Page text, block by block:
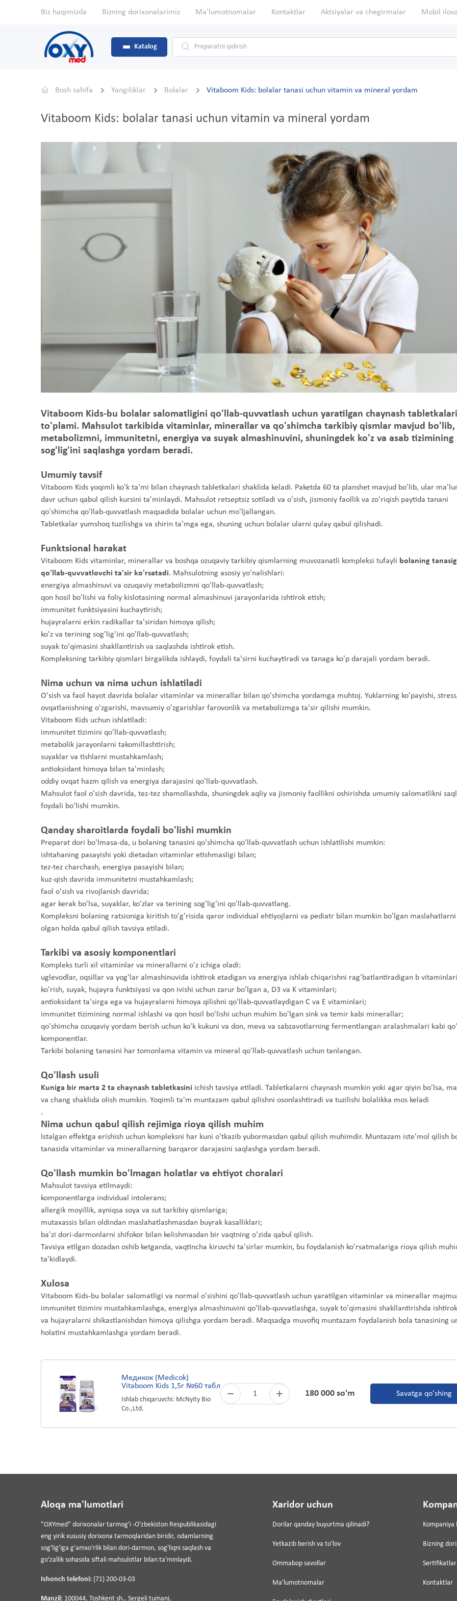
Biz haqimizda Bizning dorixonalarimiz Ma'lumotnomalar Kontaktlar Aktsiyalar va chegirmalar Mobil
Katalog
Bosh sahifa Yangiliklar Bolalar Vitaboom Kids: bolalar tanasi uchun vitamin va mineral yordam
Vitaboom Kids: bolalar tanasi uchun vitamin va mineral yordam
Vitaboom Kids-bu bolalar salomatligini qo'llab-quvvatlash uchun yaratilgan chaynash tabletkalari
to'plami. Mahsulot tarkibida vitaminlar, minerallar va qo'shimcha tarkibiy qismlar mavjud bo'lib,
metabolizmni, immunitetni, energiya va suyak almashinuvini, shuningdek ko'z va asab tizimining
sog'lig'ini saqlashga yordam beradi.
Umumiy tavsif
Vitaboom Kids yoqimli ko'k ta'mi bilan chaynash tabletkalari shaklida keladi. Paketda 60 ta planshet mavjud bo'lib, ular
davr uchun qabul qilish kursini ta'minlaydi. Mahsulot retseptsiz sotiladi va o'sish, jismoniy faollik va zo'riqish paytida tanani
qo'shimcha qo'llab-quvvatlash maqsadida bolalar uchun mo'ljallangan.
Tabletkalar yumshoq tuzilishga va shirin ta'mga ega, shuning uchun bolalar ularni qulay qabul qilishadi.
Funktsional harakat
Vitaboom Kids vitaminlar, minerallar va boshqa ozuqaviy tarkibiy qismlarning muvozanatli kompleksi tufayli bolaning
qo'llab-quvvatlovchi ta'sir ko'rsatadi. Mahsulotning asosiy yo'nalishlari:
energiya almashinuvi va ozuqaviy metabolizmni qo'llab-quvvatlash;
qon hosil bo'lishi va foliy kislotasining normal almashinuvi jarayonlarida ishtirok etish;
immunitet funktsiyasini kuchaytirish;
hujayralarni erkin radikallar ta'siridan himoya qilish;
ko'z va terining sog'lig'ini qo'llab-quvvatlash;
suyak to'qimasini shakllantirish va saqlashda ishtirok etish.
Kompleksning tarkibiy qismlari birgalikda ishlaydi, foydali ta'sirni kuchaytiradi va tanaga ko'p darajali yordam beradi.
Nima uchun va nima uchun ishlatiladi
O'sish va faol hayot davrida bolalar vitaminlar va minerallar bilan qo'shimcha yordamga muhtoj. Yuklarning ko'payishi,
ovqatlanishning o'zgarishi, mavsumiy o'zgarishlar farovonlik va metabolizmga ta'sir qilishi mumkin.
Vitaboom Kids uchun ishlatiladi:
immunitet tizimini qo'llab-quvvatlash;
metabolik jarayonlarni takomillashtirish;
suyaklar va tishlarni mustahkamlash;
antioksidant himoya bilan ta'minlash;
oddiy ovqat hazm qilish va energiya darajasini qo'llab-quvvatlash.
Mahsulot faol o'sish davrida, tez-tez shamollashda, shuningdek aqliy va jismoniy faollikni oshirishda umumiy salomatlikni
foydali bo'lishi mumkin.
Qanday sharoitlarda foydali bo'lishi mumkin
Preparat dori bo'lmasa-da, u bolaning tanasini qo'shimcha qo'llab-quvvatlash uchun ishlatilishi mumkin:
ishtahaning pasayishi yoki dietadan vitaminlar etishmasligi bilan;
tez-tez charchash, energiya pasayishi bilan;
kuz-qish davrida immunitetni mustahkamlash;
faol o'sish va rivojlanish davrida;
agar kerak bo'lsa, suyaklar, ko'zlar va terining sog'lig'ini qo'llab-quvvatlang.
Kompleksni bolaning ratsioniga kiritish to'g'risida qaror individual ehtiyojlarni va pediatr bilan mumkin bo'lgan maslahatlarni
olgan holda qabul qilish tavsiya etiladi.
Tarkibi va asosiy komponentlari
Kompleks turli xil vitaminlar va minerallarni o'z ichiga oladi:
uglevodlar, oqsillar va yog'lar almashinuvida ishtirok etadigan va energiya ishlab chiqarishni rag'batlantiradigan b
ko'rish, suyak, hujayra funktsiyasi va qon ivishi uchun zarur bo'lgan a, D3 va K vitaminlari;
antioksidant ta'sirga ega va hujayralarni himoya qilishni qo'llab-quvvatlaydigan C va E vitaminlari;
immunitet tizimining normal ishlashi va qon hosil bo'lishi uchun muhim bo'lgan sink va temir kabi minerallar;
qo'shimcha ozuqaviy yordam berish uchun ko'k kukuni va don, meva va sabzavotlarning fermentlangan aralashmalari kabi
komponentlar.
Tarkibi bolaning tanasini har tomonlama vitamin va mineral qo'llab-quvvatlash uchun tanlangan.
Qo'llash usuli
Kuniga bir marta 2 ta chaynash tabletkasini ichish tavsiya etiladi. Tabletkalarni chaynash mumkin yoki agar qiyin bo'lsa,
va chang shaklida olish mumkin. Yoqimli ta'm muntazam qabul qilishni osonlashtiradi va tuzilishi bolalikka mos keladi
.
Nima uchun qabul qilish rejimiga rioya qilish muhim
Istalgan effektga erishish uchun kompleksni har kuni o'tkazib yubormasdan qabul qilish muhimdir. Muntazam iste'mol qilish
tanasida vitaminlar va minerallarning barqaror darajasini saqlashga yordam beradi.
Qo'llash mumkin bo'lmagan holatlar va ehtiyot choralari
Mahsulot tavsiya etilmaydi:
komponentlarga individual intolerans;
allergik moyillik, ayniqsa soya va sut tarkibiy qismlariga;
mutaxassis bilan oldindan maslahatlashmasdan buyrak kasalliklari;
ba'zi dori-darmonlarni shifokor bilan kelishmasdan bir vaqtning o'zida qabul qilish.
Tavsiya etilgan dozadan oshib ketganda, vaqtincha kiruvchi ta'sirlar mumkin, bu foydalanish ko'rsatmalariga rioya qilish
ta'kidlaydi.
Xulosa
Vitaboom Kids-bu bolalar salomatligi va normal o'sishini qo'llab-quvvatlash uchun yaratilgan vitaminlar va minerallar
immunitet tizimini mustahkamlashga, energiya almashinuvini qo'llab-quvvatlashga, suyak to'qimasini shakllantirishda
va hujayralarni shikastlanishdan himoya qilishga yordam beradi. Maqsadga muvofiq muntazam foydalanish bola tanasining
holatini mustahkamlashga yordam beradi.
Медикок (Medicok)
Vitaboom Kids 1,5г №60 табл
Ishlab chiqaruvchi: McNyity Bio
Co.,Ltd.
1 180 000 so'm Savatga qo'shing
Aloqa ma'lumotlari
"OXYmed" dorixonalar tarmog'i -O'zbekiston Respublikasidagi
eng yirik xususiy dorixona tarmoqlaridan biridir, odamlarning
sog'lig'iga g'amxo'rlik bilan dori-darmon, sog'liqni saqlash va
go'zallik sohasida siftali mahsulotlar bilan ta'minlaydi.
Ishonch telefoni: (71) 200-03-03
Manzil: 100044, Toshkent sh., Sergeli tumani,
Xaridor uchun
Dorilar qanday buyurtma qilinadi?
Yetkazib berish va to'lov
Ommabop savollar
Ma'lumotnomalar
Kompaniya
Bizning
Sertifikatlar
Kontaktlar